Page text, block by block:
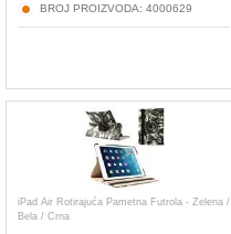
BROJ PROIZVODA: 4000629
iPad Air Rotirajuća Pametna Futrola - Zelena /
Bela / Crna